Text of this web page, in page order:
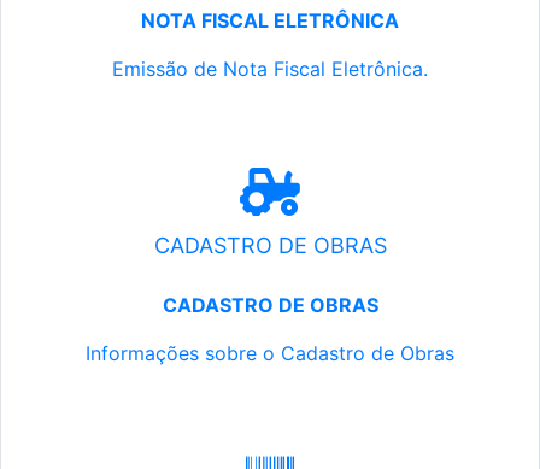
NOTA FISCAL ELETRÔNICA
Emissão de Nota Fiscal Eletrônica.
CADASTRO DE OBRAS
CADASTRO DE OBRAS
Informações sobre o Cadastro de Obras